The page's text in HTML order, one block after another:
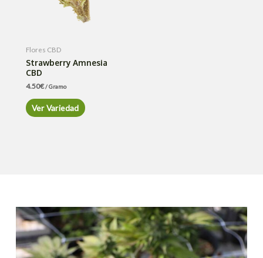
Flores CBD
Strawberry Amnesia
CBD
4.50€/ Gramo
Ver Variedad